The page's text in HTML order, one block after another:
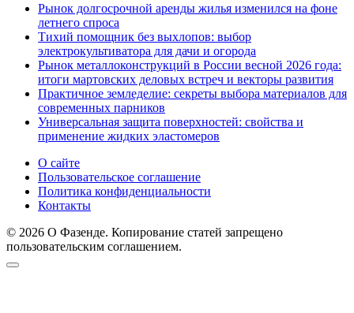
Рынок долгосрочной аренды жилья изменился на фоне
летнего спроса
Тихий помощник без выхлопов: выбор
электрокультиватора для дачи и огорода
Рынок металлоконструкций в России весной 2026 года:
итоги мартовских деловых встреч и векторы развития
Практичное земледелие: секреты выбора материалов для
современных парников
Универсальная защита поверхностей: свойства и
применение жидких эластомеров
О сайте
Пользовательское соглашение
Политика конфиденциальности
Контакты
© 2026 О Фазенде. Копирование статей запрещено
пользовательским соглашением.